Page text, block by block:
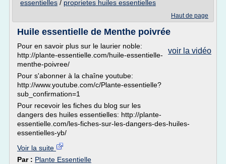
essentielles / proprietes huiles essentielles
Haut de page
Huile essentielle de Menthe poivrée
voir la vidéo
Pour en savoir plus sur le laurier noble:
http://plante-essentielle.com/huile-essentielle-
menthe-poivree/
Pour s'abonner à la chaîne youtube:
http://www.youtube.com/c/Plante-essentielle?
sub_confirmation=1
Pour recevoir les fiches du blog sur les
dangers des huiles essentielles: http://plante-
essentielle.com/les-fiches-sur-les-dangers-des-huiles-
essentielles-yb/
Voir la suite
Par : Plante Essentielle